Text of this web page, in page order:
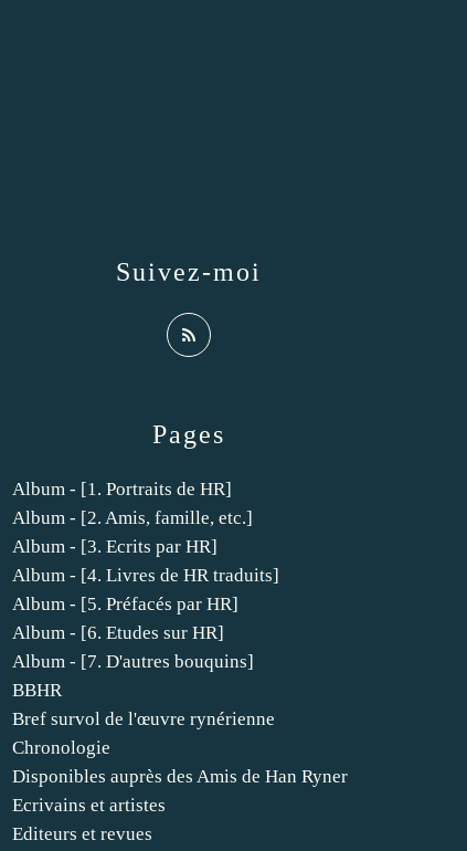
Pages
Album - [1. Portraits de HR]
Album - [2. Amis, famille, etc.]
Album - [3. Ecrits par HR]
Album - [4. Livres de HR traduits]
Album - [5. Préfacés par HR]
Album - [6. Etudes sur HR]
Album - [7. D'autres bouquins]
BBHR
Bref survol de l'œuvre rynérienne
Chronologie
Disponibles auprès des Amis de Han Ryner
Ecrivains et artistes
Editeurs et revues
Suivez-moi